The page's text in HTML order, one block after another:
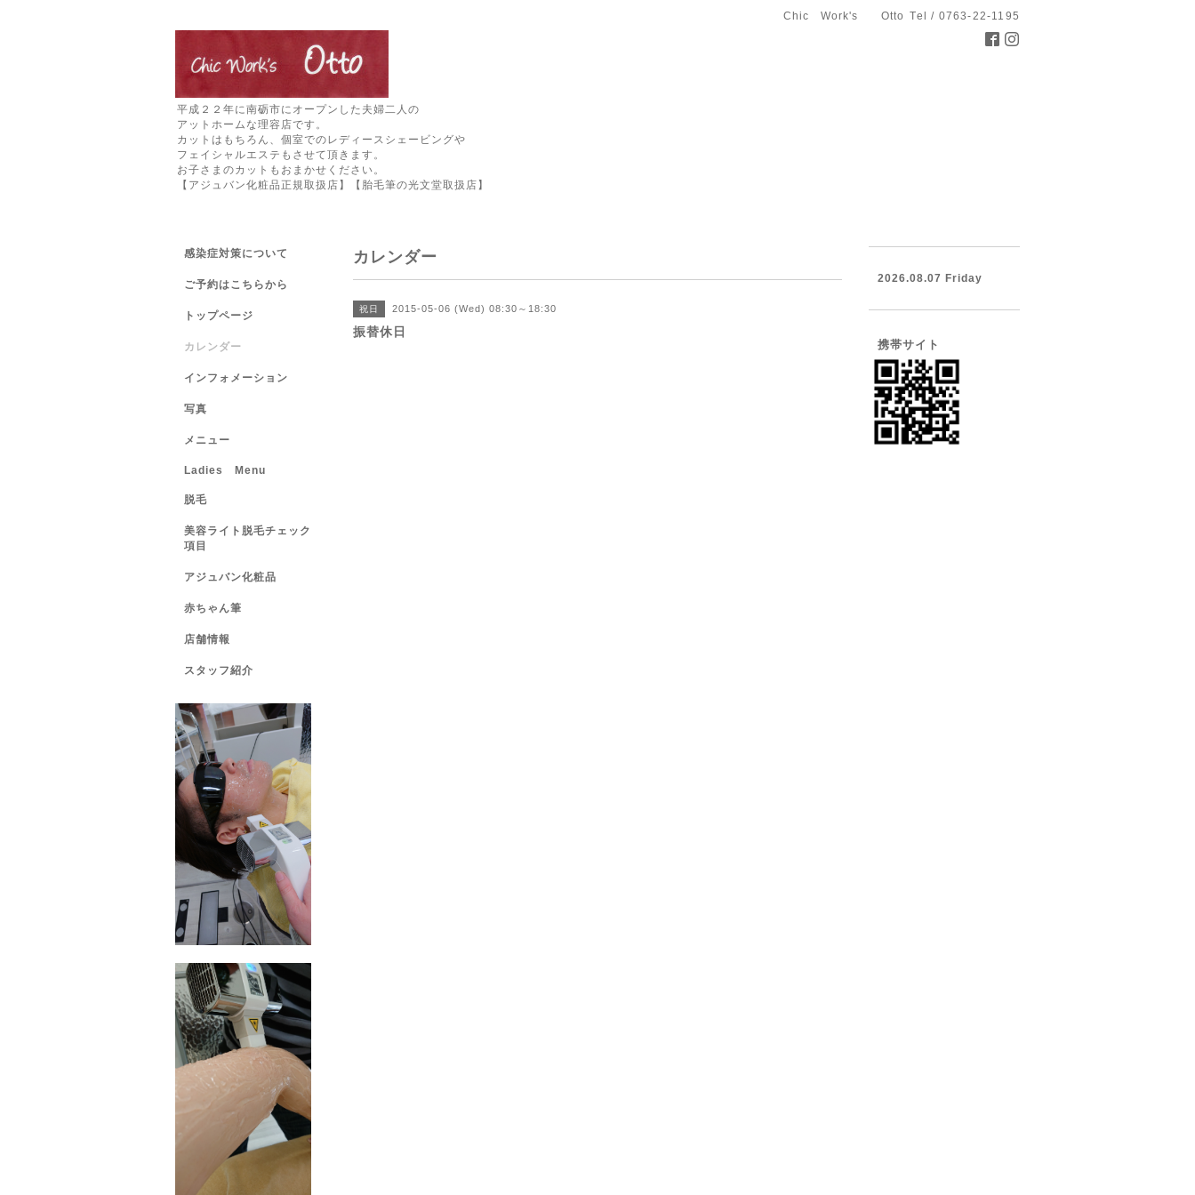
Chic Work's Otto Tel / 0763-22-1195
平成２２年に南砺市にオープンした夫婦二人の
アットホームな理容店です。
カットはもちろん、個室でのレディースシェービングや
フェイシャルエステもさせて頂きます。
お子さまのカットもおまかせください。
【アジュバン化粧品正規取扱店】【胎毛筆の光文堂取扱店】
カレンダー
祝日 2015-05-06 (Wed) 08:30～18:30
振替休日
感染症対策について
ご予約はこちらから
トップページ
カレンダー
インフォメーション
写真
メニュー
Ladies Menu
脱毛
美容ライト脱毛チェック
項目
アジュバン化粧品
赤ちゃん筆
店舗情報
スタッフ紹介
2026.08.07 Friday
携帯サイト